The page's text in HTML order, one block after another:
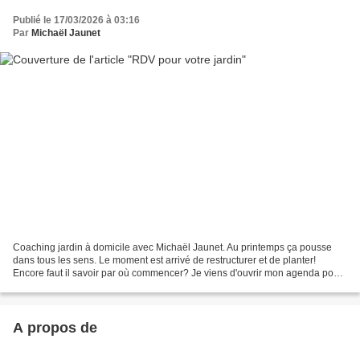
Publié le 17/03/2026 à 03:16
Par Michaël Jaunet
Coaching jardin à domicile avec Michaël Jaunet. Au printemps ça pousse
dans tous les sens. Le moment est arrivé de restructurer et de planter!
Encore faut il savoir par où commencer? Je viens d'ouvrir mon agenda pour
A propos de